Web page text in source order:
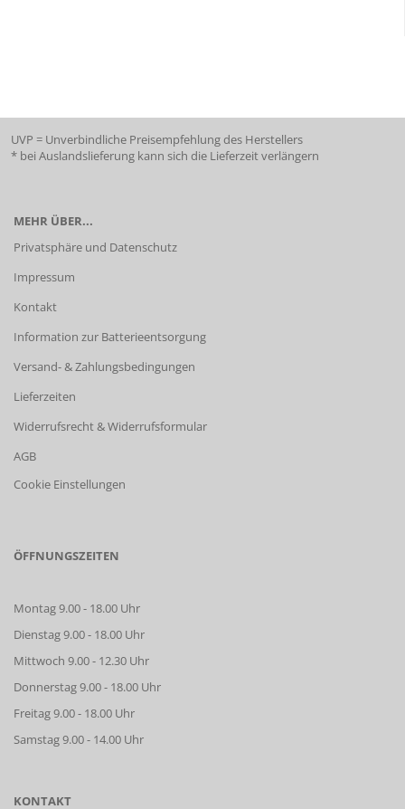
UVP = Unverbindliche Preisempfehlung des Herstellers
* bei Auslandslieferung kann sich die Lieferzeit verlängern
MEHR ÜBER...
Privatsphäre und Datenschutz
Impressum
Kontakt
Information zur Batterieentsorgung
Versand- & Zahlungsbedingungen
Lieferzeiten
Widerrufsrecht & Widerrufsformular
AGB
Cookie Einstellungen
ÖFFNUNGSZEITEN
Montag 9.00 - 18.00 Uhr
Dienstag 9.00 - 18.00 Uhr
Mittwoch 9.00 - 12.30 Uhr
Donnerstag 9.00 - 18.00 Uhr
Freitag 9.00 - 18.00 Uhr
Samstag 9.00 - 14.00 Uhr
KONTAKT